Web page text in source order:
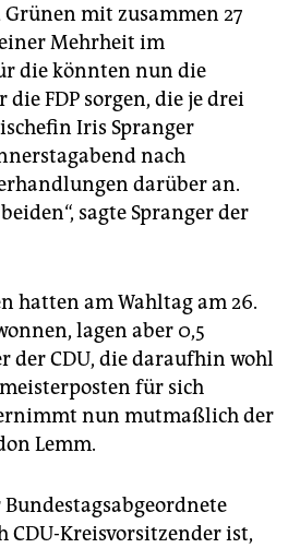
Grünen mit zusammen 27
Mehrheit im
die könnten nun die
FDP sorgen, die je drei
Iris Spranger
nach
darüber an.
sagte Spranger der
hatten am Wahltag am 26.
lagen aber 0,5
der CDU, die daraufhin wohl
für sich
nun mutmaßlich der
Lemm.
CDU-Kreisvorsitzender ist,